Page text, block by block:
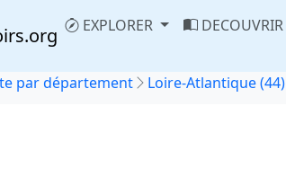
EXPLORER
DECOUVRIR
par département Loire-Atlantique (44)